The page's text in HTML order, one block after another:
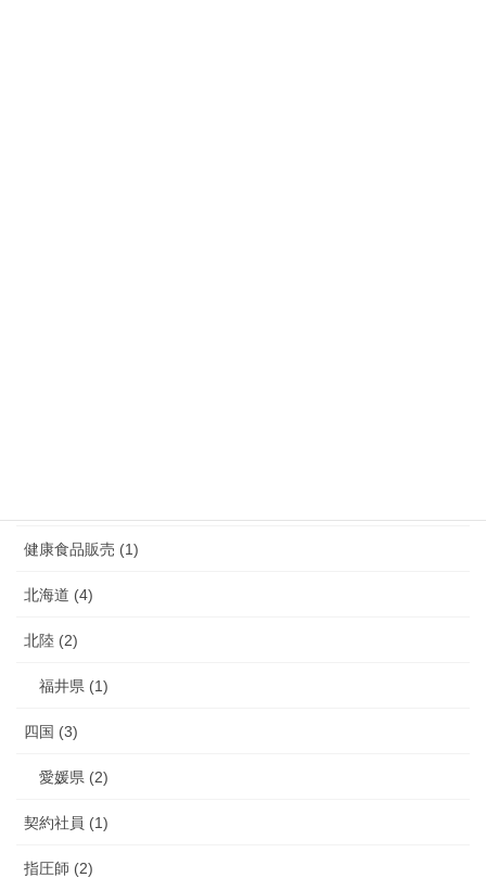
健康食品販売 (1)
北海道 (4)
北陸 (2)
福井県 (1)
四国 (3)
愛媛県 (2)
契約社員 (1)
指圧師 (2)